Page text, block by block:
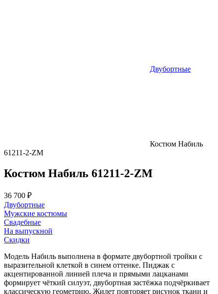
Двубортные
Костюм Набиль
61211-2-ZM
Костюм Набиль 61211-2-ZM
36 700 ₽
Двубортные
Мужские костюмы
Свадебные
На выпускной
Скидки
Модель Набиль выполнена в формате двубортной тройки с
выразительной клеткой в синем оттенке. Пиджак с
акцентированной линией плеча и прямыми лацканами
формирует чёткий силуэт, двубортная застёжка подчёркивает
классическую геометрию. Жилет повторяет рисунок ткани и